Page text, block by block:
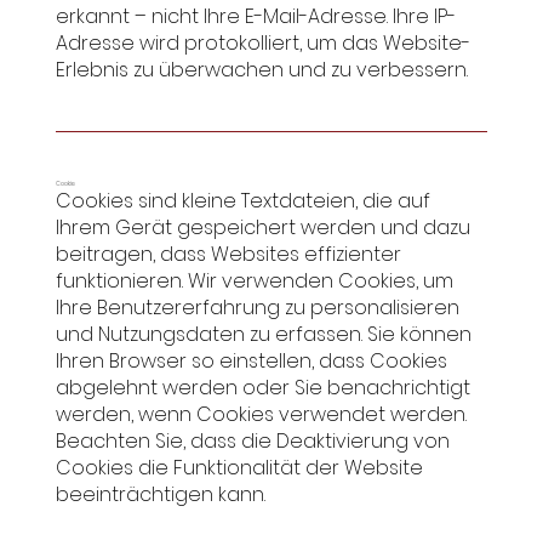
erkannt – nicht Ihre E-Mail-Adresse. Ihre IP-
Adresse wird protokolliert, um das Website-
Erlebnis zu überwachen und zu verbessern.
Cookie
Cookies sind kleine Textdateien, die auf
Ihrem Gerät gespeichert werden und dazu
beitragen, dass Websites effizienter
funktionieren. Wir verwenden Cookies, um
Ihre Benutzererfahrung zu personalisieren
und Nutzungsdaten zu erfassen. Sie können
Ihren Browser so einstellen, dass Cookies
abgelehnt werden oder Sie benachrichtigt
werden, wenn Cookies verwendet werden.
Beachten Sie, dass die Deaktivierung von
Cookies die Funktionalität der Website
beeinträchtigen kann.